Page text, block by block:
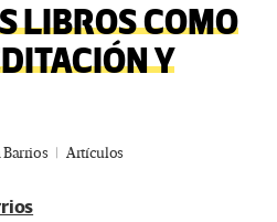
LIBROS COMO
Y
Barrios Artículos